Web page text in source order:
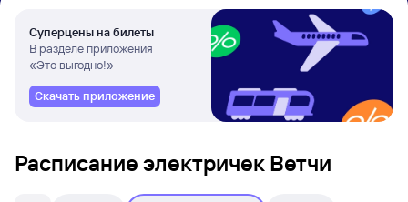
Суперцены на билеты
В разделе приложения
«Это выгодно!»
Скачать приложение
Расписание электричек Ветчи